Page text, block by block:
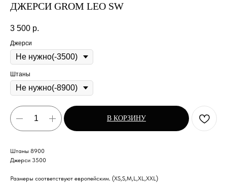
ДЖЕРСИ GROM LEO SW
3 500 р.
Джерси
Штаны
В КОРЗИНУ
Штаны 8900
Джерси 3500
Размеры соответствуют европейским. (XS,S,M,L,XL,XXL)